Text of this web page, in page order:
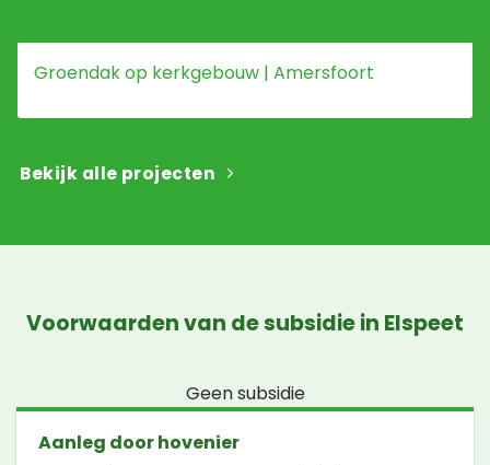
Groendak op kerkgebouw | Amersfoort
Bekijk alle projecten
Voorwaarden van de subsidie in Elspeet
Geen subsidie
Aanleg door hovenier